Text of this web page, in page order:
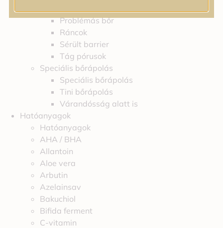
Problémás bőr
Ráncok
Sérült barrier
Tág pórusok
Speciális bőrápolás
Speciális bőrápolás
Tini bőrápolás
Várandósság alatt is
Hatóanyagok
Hatóanyagok
AHA / BHA
Allantoin
Aloe vera
Arbutin
Azelainsav
Bakuchiol
Bifida ferment
C-vitamin